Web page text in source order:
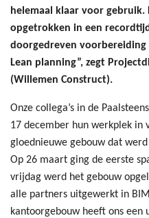
helemaal klaar voor
opgetrokken in een
doorgedreven voorbereiding
Lean planning”, zegt
(Willemen Construct).
Onze collega’s in de
17 december hun werkplek in
gloednieuwe gebouw dat
Op 26 maart ging de eerste
vrijdag werd het gebouw
alle partners uitgewerkt in
kantoorgebouw heeft ons een